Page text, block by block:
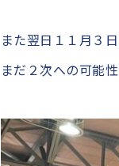
また翌日１１月３
まだ２次への可能